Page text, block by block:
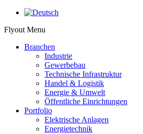
Flyout Menu
Branchen
Industrie
Gewerbebau
Technische Infrastruktur
Handel & Logistik
Energie & Umwelt
Öffentliche Einrichtungen
Portfolio
Elektrische Anlagen
Energietechnik